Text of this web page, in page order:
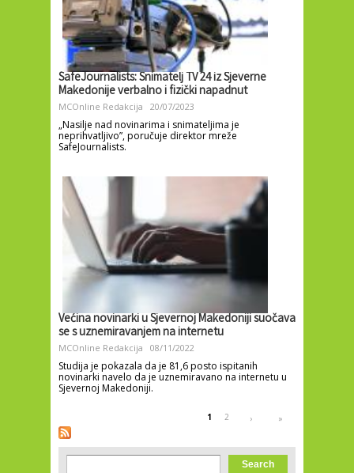
SafeJournalists: Snimatelj TV 24 iz Sjeverne
Makedonije verbalno i fizički napadnut
MCOnline Redakcija 20/07/2023
„Nasilje nad novinarima i snimateljima je
neprihvatljivo”, poručuje direktor mreže
SafeJournalists.
Većina novinarki u Sjevernoj Makedoniji suočava
se s uznemiravanjem na internetu
MCOnline Redakcija 08/11/2022
Studija je pokazala da je 81,6 posto ispitanih
novinarki navelo da je uznemiravano na internetu u
Sjevernoj Makedoniji.
Pages 1 2 › »
Search